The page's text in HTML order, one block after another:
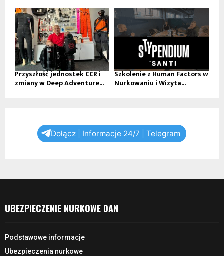
Przyszłość jednostek CCR i
zmiany w Deep Adventure...
Szkolenie z Human Factors w
Nurkowaniu i Wizyta...
Dołącz | Informacje 24/7 | Telegram
UBEZPIECZENIE NURKOWE DAN
Podstawowe informacje
Ubezpieczenia nurkowe